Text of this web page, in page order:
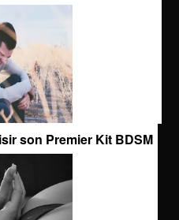
son Premier Kit BDSM